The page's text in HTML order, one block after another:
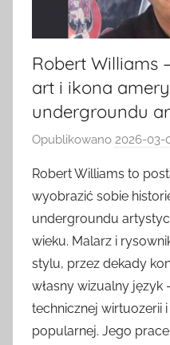
Robert Williams
art i ikona
undergroundu
Opublikowano 2026-03-
Robert Williams to
wyobrazić sobie
undergroundu
wieku. Malarz i
stylu, przez dekady
własny wizualny język
technicznej wirtuozerii
popularnej. Jego